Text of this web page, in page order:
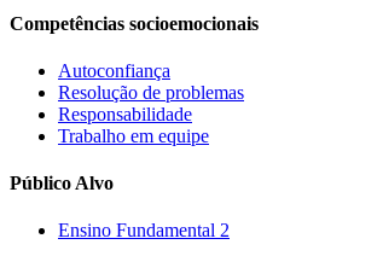
Competências socioemocionais
Autoconfiança
Resolução de problemas
Responsabilidade
Trabalho em equipe
Público Alvo
Ensino Fundamental 2